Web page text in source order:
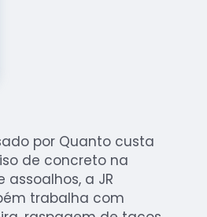
por Quanto custa
de concreto na
assoalhos, a JR
trabalha com